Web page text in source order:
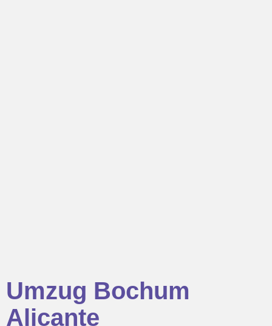
Umzug Bochum
Alicante